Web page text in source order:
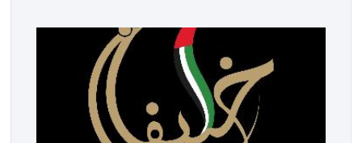
ولم تخل هذه الدورة من مؤشرات إيجابية على مستوى
وتبرز هذه الأرقام الحجم الكبير الذي باتت تعرفه
ومن المرتقب أن تعرف فعاليات الموسم إقبالا جماهيريا
واسعا،في ظل الشغف الكبير الذي يحظى به فن التبوريدة،